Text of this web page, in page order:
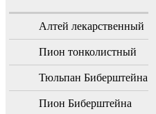
Алтей лекарственный
Пион тонколистный
Тюльпан Биберштейна
Пион Биберштейна